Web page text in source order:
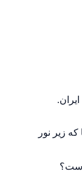
زیر نور
است؟